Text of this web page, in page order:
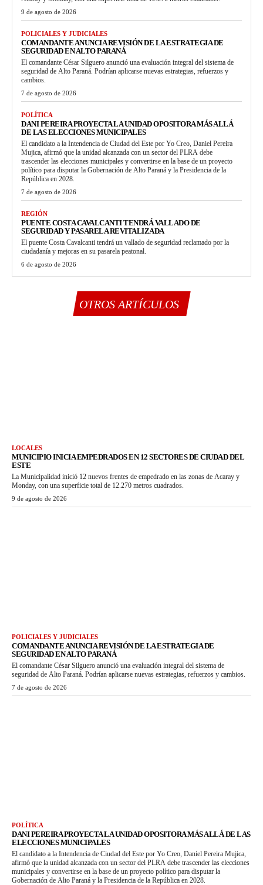
9 de agosto de 2026
POLICIALES Y JUDICIALES
COMANDANTE ANUNCIA REVISIÓN DE LA ESTRATEGIA DE
SEGURIDAD EN ALTO PARANÁ
El comandante César Silguero anunció una evaluación integral del sistema de
seguridad de Alto Paraná. Podrían aplicarse nuevas estrategias, refuerzos y
cambios.
7 de agosto de 2026
POLÍTICA
DANI PEREIRA PROYECTA LA UNIDAD OPOSITORA MÁS ALLÁ
DE LAS ELECCIONES MUNICIPALES
El candidato a la Intendencia de Ciudad del Este por Yo Creo, Daniel Pereira
Mujica, afirmó que la unidad alcanzada con un sector del PLRA debe
trascender las elecciones municipales y convertirse en la base de un proyecto
político para disputar la Gobernación de Alto Paraná y la Presidencia de la
República en 2028.
7 de agosto de 2026
REGIÓN
PUENTE COSTA CAVALCANTI TENDRÁ VALLADO DE
SEGURIDAD Y PASARELA REVITALIZADA
El puente Costa Cavalcanti tendrá un vallado de seguridad reclamado por la
ciudadanía y mejoras en su pasarela peatonal.
6 de agosto de 2026
OTROS ARTÍCULOS
LOCALES
MUNICIPIO INICIA EMPEDRADOS EN 12 SECTORES DE CIUDAD DEL
ESTE
La Municipalidad inició 12 nuevos frentes de empedrado en las zonas de Acaray y
Monday, con una superficie total de 12.270 metros cuadrados.
9 de agosto de 2026
POLICIALES Y JUDICIALES
COMANDANTE ANUNCIA REVISIÓN DE LA ESTRATEGIA DE
SEGURIDAD EN ALTO PARANÁ
El comandante César Silguero anunció una evaluación integral del sistema de
seguridad de Alto Paraná. Podrían aplicarse nuevas estrategias, refuerzos y cambios.
7 de agosto de 2026
POLÍTICA
DANI PEREIRA PROYECTA LA UNIDAD OPOSITORA MÁS ALLÁ DE LAS
ELECCIONES MUNICIPALES
El candidato a la Intendencia de Ciudad del Este por Yo Creo, Daniel Pereira Mujica,
afirmó que la unidad alcanzada con un sector del PLRA debe trascender las elecciones
municipales y convertirse en la base de un proyecto político para disputar la
Gobernación de Alto Paraná y la Presidencia de la República en 2028.